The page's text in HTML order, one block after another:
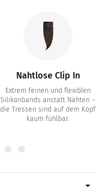
Nahtlose Clip In
Extrem feinen und flexiblen
Silikonbands anstatt Nähten –
die Tressen sind auf dem Kopf
kaum fühlbar.
arrow_drop_down